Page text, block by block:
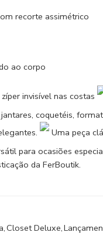
recorte assimétrico
ao corpo
invisível nas costas
coquetéis,
Uma peça
para ocasiões
da FerBoutik.
,Closet Deluxe,